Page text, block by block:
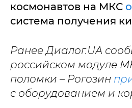
космонавтов на МКС
система получения
Ранее Диалог.UA
российском модуле
поломки – Рогозин
с оборудованием и